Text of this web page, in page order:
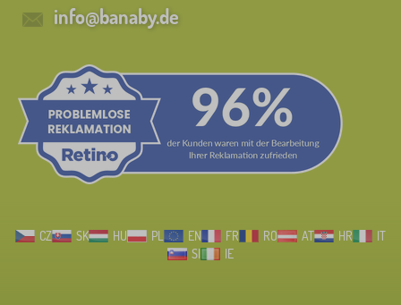
info@banaby.de
CZ SK HU PL EN FR RO AT HR
IT
SI
IE